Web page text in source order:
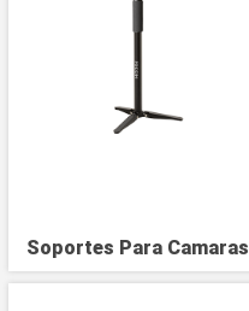
Soportes Para Camaras